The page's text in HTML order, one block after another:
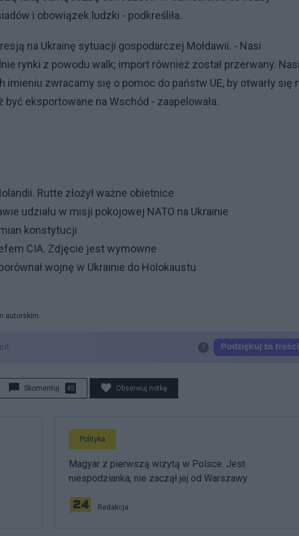
i obowiązek ludzki - podkreśliła.
na Ukrainę sytuacji gospodarczej Mołdawii. - Nasi
rynki z powodu walk; import również został przerwany.
zwracamy się o pomoc do państw UE, by otwarły się
eksportowane na Wschód - zaapelowała.
Rutte złożył ważne obietnice
udziału w misji pokojowej NATO na Ukrainie
konstytucji
CIA. Zdjęcie jest wymowne
wojnę w Ukrainie do Holokaustu
autorskim.
Skomentuj 45 Obserwuj notkę
Polityka
Magyar z pierwszą wizytą w Polsce. Jest
niespodzianka, nie zaczął jej od Warszawy
Redakcja